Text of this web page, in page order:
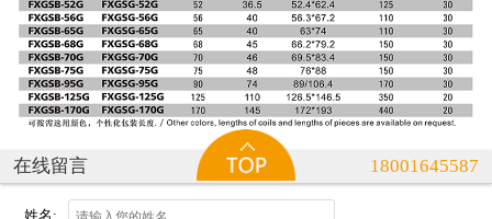
在线留言 18001645587